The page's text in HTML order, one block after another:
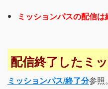
ミッションパスの配信は
配信終了したミ
ミッションパス/終了分参照。